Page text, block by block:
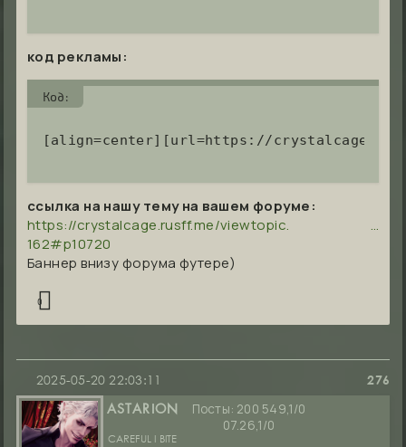
код рекламы:
Код:
[align=center][url=https://
ссылка на нашу тему на вашем форуме:
https://crystalcage.rusff.me/viewtopic. …
162#p10720
Баннер внизу форума футере)
0
276
2025-05-20 22:03:11
ASTARION
CAREFUL I BITE
Посты: 200 549,1/0
07.26,1/0